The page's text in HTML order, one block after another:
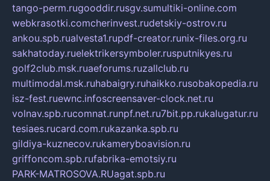
tango-perm.rugooddir.rusgv.sumultiki-online.com
webkrasotki.comcherinvest.rudetskiy-ostrov.ru
ankou.spb.rualvesta1.rupdf-creator.runix-files.org.ru
sakhatoday.ruelektrikersymboler.rusputnikyes.ru
golf2club.msk.ruaeforums.ruzallclub.ru
multimodal.msk.ruhabaigry.ruhaikko.rusobakopedia.ru
isz-fest.ruewnc.infoscreensaver-clock.net.ru
volnav.spb.rucomnat.runpf.net.ru7bit.pp.rukalugatur.ru
tesiaes.rucard.com.rukazanka.spb.ru
gildiya-kuznecov.rukameryboavision.ru
griffoncom.spb.rufabrika-emotsiy.ru
PARK-MATROSOVA.RUagat.spb.ru